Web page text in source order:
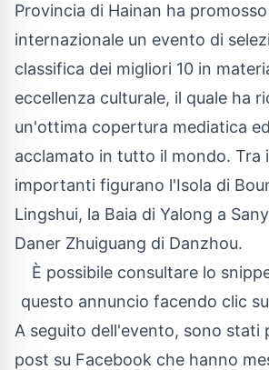
Provincia di Hainan ha
internazionale un evento di
classifica dei migliori 10 in
eccellenza culturale, il quale ha
un'ottima copertura mediatica
acclamato in tutto il mondo. Tra
importanti figurano l'Isola di
Lingshui, la Baia di Yalong a
Daner Zhuiguang di Danzhou.
È possibile consultare lo
questo annuncio facendo clic
A seguito dell'evento, sono stati
post su Facebook che hanno